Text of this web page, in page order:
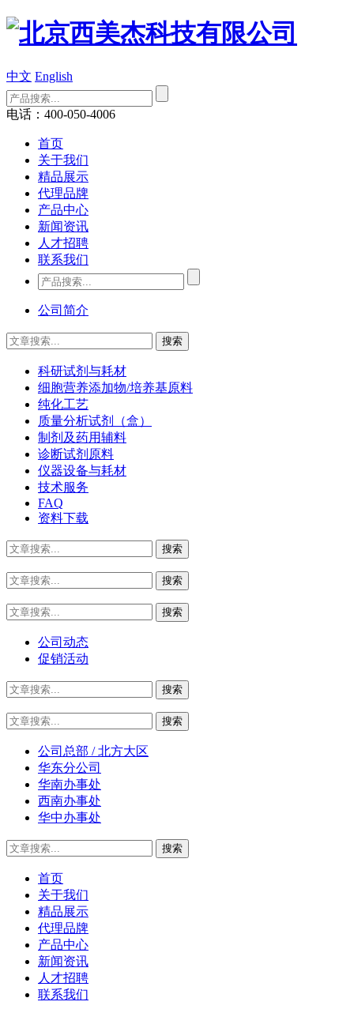
中文 English
电话：400-050-4006
首页
关于我们
精品展示
代理品牌
产品中心
新闻资讯
人才招聘
联系我们
公司简介
科研试剂与耗材
细胞营养添加物/培养基原料
纯化工艺
质量分析试剂（盒）
制剂及药用辅料
诊断试剂原料
仪器设备与耗材
技术服务
FAQ
资料下载
公司动态
促销活动
公司总部 / 北方大区
华东分公司
华南办事处
西南办事处
华中办事处
首页
关于我们
精品展示
代理品牌
产品中心
新闻资讯
人才招聘
联系我们